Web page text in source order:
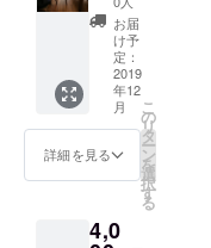
非是非
お手に
取って
みてく
ださ
い。
とと言
う方
に。 A4
用紙横
のサイ
ズのス
ペース
をご提
品の販
録いた
しま
す。 記
録映像
の中の
サンク
スクレ
ジット
として
お名前
させて
お届
け予
定：
2019
年12
月
詳細を見る
こ
の
リ
タ
ー
ン
を
選
択
す
る
4,0